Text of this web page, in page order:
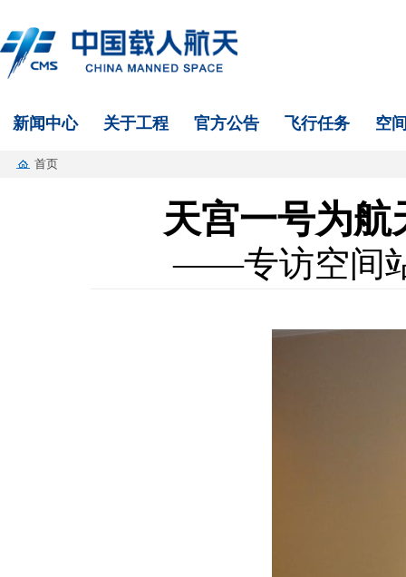
新闻中心 关于工程 官方公告 飞行任务 空
首页
天宫一号为
——专访空间